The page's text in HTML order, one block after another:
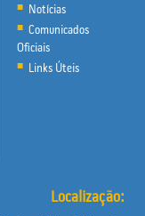
Notícias
Comunicados
Oficiais
Links Úteis
Localização: